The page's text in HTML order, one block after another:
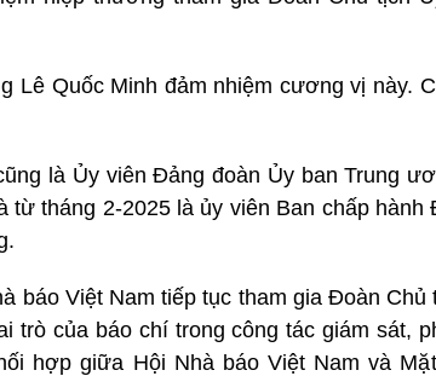
Lê Quốc Minh đảm nhiệm cương vị này.
là Ủy viên Đảng đoàn Ủy ban Trung
từ tháng 2-2025 là ủy viên Ban chấp
báo Việt Nam tiếp tục tham gia Đoàn
trò của báo chí trong công tác giám sát,
hợp giữa Hội Nhà báo Việt Nam và